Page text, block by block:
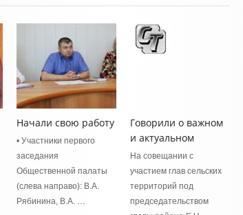
Начали свою работу
• Участники первого
заседания
Общественной палаты
(слева направо): В.А.
Рябинина, В.А. …
Говорили о важном
и актуальном
На совещании с
участием глав сельских
территорий под
председательством